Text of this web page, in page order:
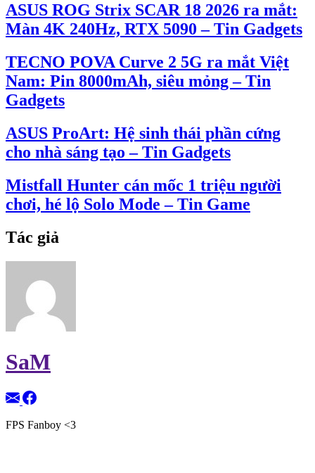
ASUS ROG Strix SCAR 18 2026 ra mắt:
Màn 4K 240Hz, RTX 5090 – Tin Gadgets
TECNO POVA Curve 2 5G ra mắt Việt
Nam: Pin 8000mAh, siêu mỏng – Tin
Gadgets
ASUS ProArt: Hệ sinh thái phần cứng
cho nhà sáng tạo – Tin Gadgets
Mistfall Hunter cán mốc 1 triệu người
chơi, hé lộ Solo Mode – Tin Game
Tác giả
SaM
FPS Fanboy <3